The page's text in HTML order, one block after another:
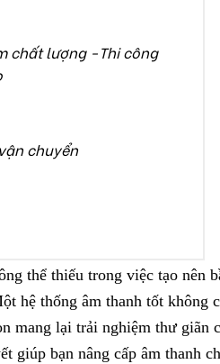
chất lượng -Thi công
chuyển
thể thiếu trong việc tạo nên
hệ thống âm thanh tốt không
mang lại trải nghiệm thư giãn
giúp bạn nâng cấp âm thanh